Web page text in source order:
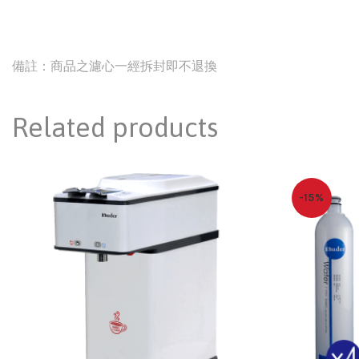
備註：商品之濾心一經拆封即不退換
Related products
-15%